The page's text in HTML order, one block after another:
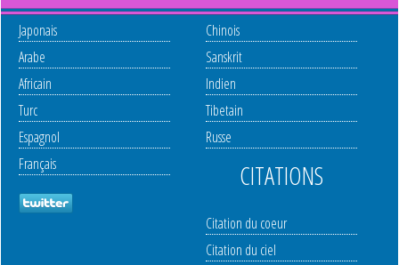
Japonais
Arabe
Africain
Turc
Espagnol
Français
Chinois
Sanskrit
Indien
Tibetain
Russe
CITATIONS
Citation du coeur
Citation du ciel